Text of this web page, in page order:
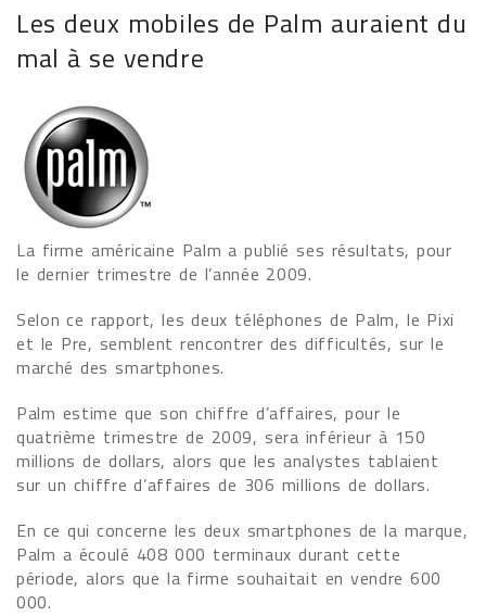
Les deux mobiles de Palm auraient du
mal à se vendre
La firme américaine Palm a publié ses résultats, pour
le dernier trimestre de l’année 2009.
Selon ce rapport, les deux téléphones de Palm, le Pixi
et le Pre, semblent rencontrer des difficultés, sur le
marché des smartphones.
Palm estime que son chiffre d’affaires, pour le
quatrième trimestre de 2009, sera inférieur à 150
millions de dollars, alors que les analystes tablaient
sur un chiffre d’affaires de 306 millions de dollars.
En ce qui concerne les deux smartphones de la marque,
Palm a écoulé 408 000 terminaux durant cette
période, alors que la firme souhaitait en vendre 600
000.